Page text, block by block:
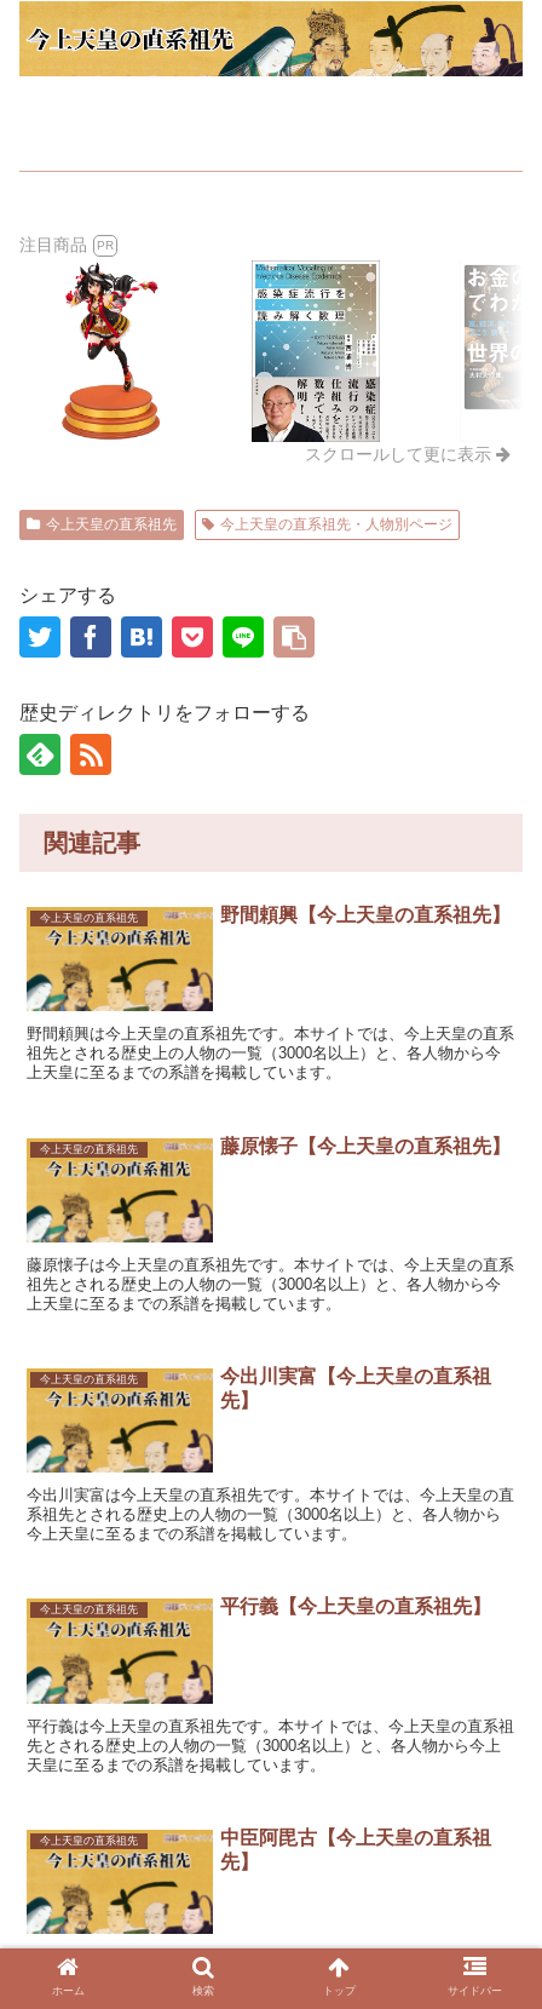
注目商品 PR
スクロールして更に表示
今上天皇の直系祖先 今上天皇の直系祖先・人物別ページ
シェアする
歴史ディレクトリをフォローする
関連記事
今上天皇の直系祖先 野間頼興【今上天皇の直系祖先】
野間頼興は今上天皇の直系祖先です。本サイトでは、今上天皇の直系
祖先とされる歴史上の人物の一覧（3000名以上）と、各人物から今
上天皇に至るまでの系譜を掲載しています。
今上天皇の直系祖先 藤原懐子【今上天皇の直系祖先】
藤原懐子は今上天皇の直系祖先です。本サイトでは、今上天皇の直系
祖先とされる歴史上の人物の一覧（3000名以上）と、各人物から今
上天皇に至るまでの系譜を掲載しています。
今上天皇の直系祖先
今出川実富【今上天皇の直系祖
先】
今出川実富は今上天皇の直系祖先です。本サイトでは、今上天皇の直
系祖先とされる歴史上の人物の一覧（3000名以上）と、各人物から
今上天皇に至るまでの系譜を掲載しています。
今上天皇の直系祖先 平行義【今上天皇の直系祖先】
平行義は今上天皇の直系祖先です。本サイトでは、今上天皇の直系祖
先とされる歴史上の人物の一覧（3000名以上）と、各人物から今上
天皇に至るまでの系譜を掲載しています。
今上天皇の直系祖先
中臣阿毘古【今上天皇の直系祖
先】
中臣阿毘古は今上天皇の直系祖先です。本サイトでは、今上天皇の直
系祖先とされる歴史上の人物の一覧（3000名以上）と、各人物から
今上天皇に至るまでの系譜を掲載しています。
ホーム 検索 トップ サイドバー